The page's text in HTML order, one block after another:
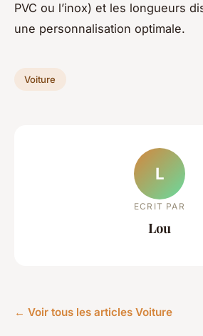
PVC ou l’inox) et les longueurs
une personnalisation optimale.
Voiture
L
ECRIT PAR
Lou
← Voir tous les articles Voiture